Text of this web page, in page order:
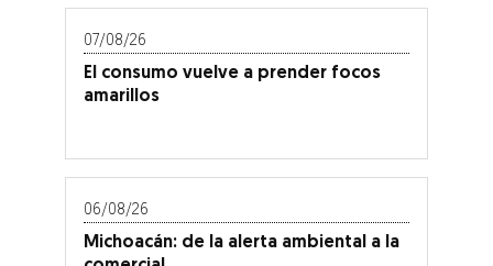
07/08/26
El consumo vuelve a prender focos
amarillos
06/08/26
Michoacán: de la alerta ambiental a la